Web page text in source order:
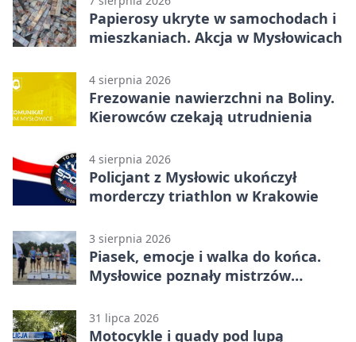
Papierosy ukryte w samochodach i
mieszkaniach. Akcja w Mysłowicach
4 sierpnia 2026
Frezowanie nawierzchni na Boliny.
Kierowców czekają utrudnienia
4 sierpnia 2026
Policjant z Mysłowic ukończył
morderczy triathlon w Krakowie
3 sierpnia 2026
Piasek, emocje i walka do końca.
Mysłowice poznały mistrzów
31 lipca 2026
Motocykle i quady pod lupą